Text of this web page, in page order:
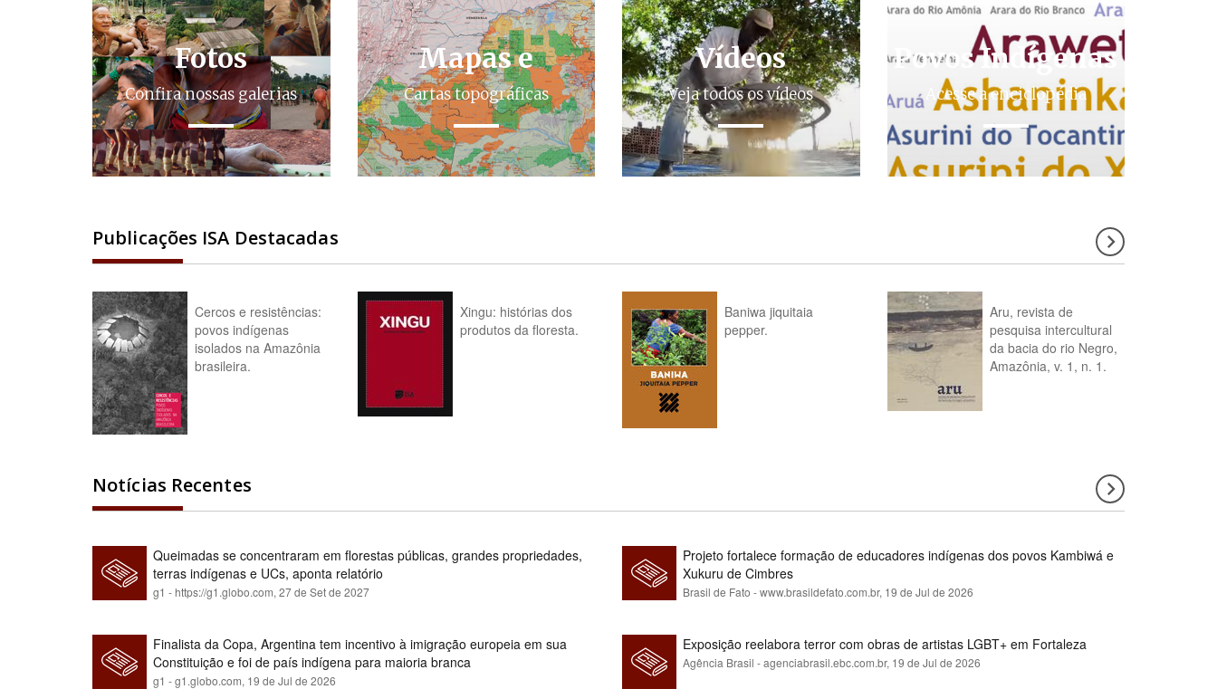
Fotos
Confira nossas galerias
Mapas e
Cartas topográficas
Vídeos
Veja todos os vídeos
Povos Indígenas
Acesse a enciclopédia
Publicações ISA Destacadas
Cercos e resistências:
povos indígenas
isolados na Amazônia
brasileira.
Xingu: histórias dos
produtos da floresta.
Baniwa jiquitaia
pepper.
Aru, revista de
pesquisa intercultural
da bacia do rio Negro,
Amazônia, v. 1, n. 1.
Notícias Recentes
Queimadas se concentraram em florestas públicas, grandes propriedades,
terras indígenas e UCs, aponta relatório
g1 - https://g1.globo.com, 27 de Set de 2027
Projeto fortalece formação de educadores indígenas dos povos Kambiwá e
Xukuru de Cimbres
Brasil de Fato - www.brasildefato.com.br, 19 de Jul de 2026
Finalista da Copa, Argentina tem incentivo à imigração europeia em sua
Constituição e foi de país indígena para maioria branca
g1 - g1.globo.com, 19 de Jul de 2026
Exposição reelabora terror com obras de artistas LGBT+ em Fortaleza
Agência Brasil - agenciabrasil.ebc.com.br, 19 de Jul de 2026